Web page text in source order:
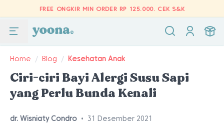
FREE ONGKIR MIN ORDER RP 125.000. CEK S&K
Home / Blog / Kesehatan Anak
Ciri-ciri Bayi Alergi Susu Sapi
yang Perlu Bunda Kenali
dr. Wisniaty Condro • 31 Desember 2021